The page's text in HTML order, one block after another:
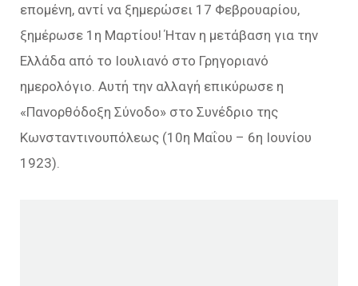
επομένη, αντί να ξημερώσει 17 Φεβρουαρίου,
ξημέρωσε 1η Μαρτίου! Ήταν η μετάβαση για την
Ελλάδα από το Ιουλιανό στο Γρηγοριανό
ημερολόγιο. Αυτή την αλλαγή επικύρωσε η
«Πανορθόδοξη Σύνοδο» στο Συνέδριο της
Κωνσταντινουπόλεως (10η Μαΐου – 6η Ιουνίου
1923).